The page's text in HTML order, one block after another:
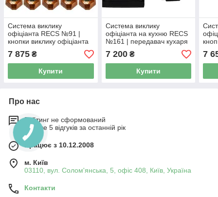
Система виклику
офіціанта RECS №91 |
кнопки виклику офіціанта
10 шт + приймач викликів
на 3 виклику
7 875 ₴
Купити
Система виклику
офіціанта на кухню RECS
№161 | передавач кухаря
7 200₴
Купити
на
7
Про нас
Рейтинг не сформований
Менше 5 відгуків за останній рік
Працює з 10.12.2008
м. Київ
03110, вул. Солом'янська, 5, офіс 408, Київ, Україна
Контакти